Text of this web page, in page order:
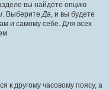
вы найдёте опцию
. ВыберитеДа, и вы будете
и самому себе. Для всех
к другому часовому поясу, а